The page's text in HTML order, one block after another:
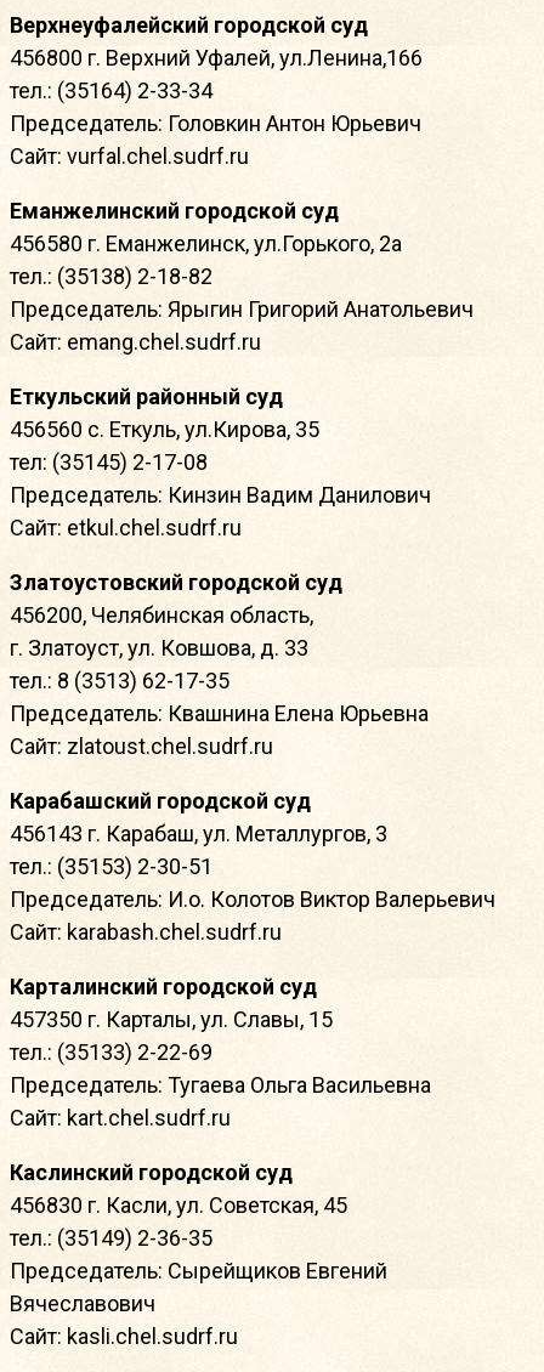
Верхнеуфалейский городской суд
456800 г. Верхний Уфалей, ул.Ленина,166
тел.: (35164) 2-33-34
Председатель: Головкин Антон Юрьевич
Сайт: vurfal.chel.sudrf.ru
Еманжелинский городской суд
456580 г. Еманжелинск, ул.Горького, 2а
тел.: (35138) 2-18-82
Председатель: Ярыгин Григорий Анатольевич
Сайт: emang.chel.sudrf.ru
Еткульский районный суд
456560 с. Еткуль, ул.Кирова, 35
тел: (35145) 2-17-08
Председатель: Кинзин Вадим Данилович
Сайт: etkul.chel.sudrf.ru
Златоустовский городской суд
456200, Челябинская область,
г. Златоуст, ул. Ковшова, д. 33
тел.: 8 (3513) 62-17-35
Председатель: Квашнина Елена Юрьевна
Сайт: zlatoust.chel.sudrf.ru
Карабашский городской суд
456143 г. Карабаш, ул. Металлургов, 3
тел.: (35153) 2-30-51
Председатель: И.о. Колотов Виктор Валерьевич
Сайт: karabash.chel.sudrf.ru
Карталинский городской суд
457350 г. Карталы, ул. Славы, 15
тел.: (35133) 2-22-69
Председатель: Тугаева Ольга Васильевна
Сайт: kart.chel.sudrf.ru
Каслинский городской суд
456830 г. Касли, ул. Советская, 45
тел.: (35149) 2-36-35
Председатель: Сырейщиков Евгений
Вячеславович
Сайт: kasli.chel.sudrf.ru